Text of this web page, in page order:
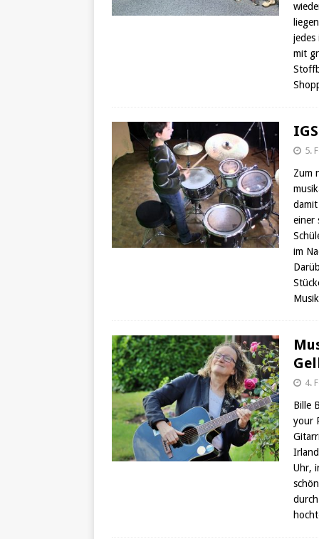
jedes
mit
5.
Zum
einer
im
4.
Bille
your
Uhr,